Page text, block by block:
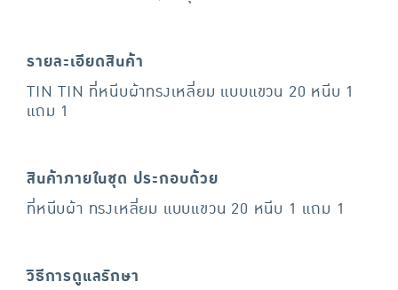
รายละเอียดสินค้า
TIN TIN ที่หนีบผ้าทรงเหลี่ยม แบบแขวน 20 หนีบ 1
แถม 1
สินค้าภายในชุด ประกอบด้วย
ที่หนีบผ้า ทรงเหลี่ยม แบบแขวน 20 หนีบ 1 แถม 1
วิธีการดูแลรักษา